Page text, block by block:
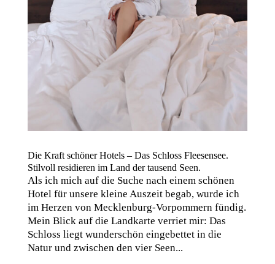
Die Kraft schöner Hotels – Das Schloss Fleesensee.
Stilvoll residieren im Land der tausend Seen.
Als ich mich auf die Suche nach einem schönen
Hotel für unsere kleine Auszeit begab, wurde ich
im Herzen von Mecklenburg-Vorpommern fündig.
Mein Blick auf die Landkarte verriet mir: Das
Schloss liegt wunderschön eingebettet in die
Natur und zwischen den vier Seen...